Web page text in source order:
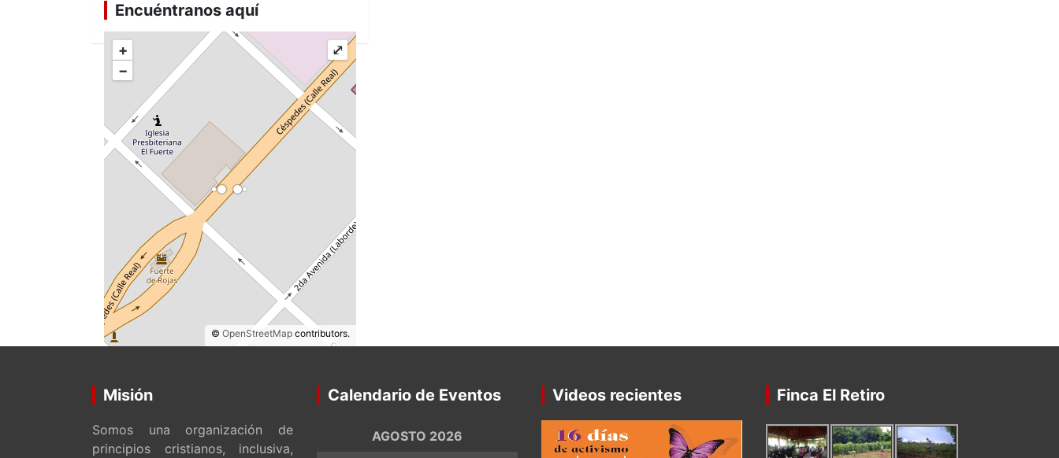
Encuéntranos aquí
+
−
© OpenStreetMap contributors.
⤢
Misión
Somos una organización de
principios cristianos, inclusiva,
Calendario de Eventos
AGOSTO 2026
Videos recientes Finca El Retiro